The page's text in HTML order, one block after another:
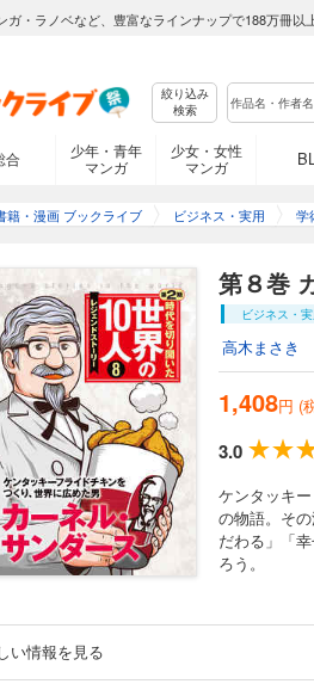
ガ・ラノベなど、豊富なラインナップで188万冊以
絞り込み
検索
合
少年・青年
マンガ
少女・女性
マンガ
籍・漫画 ブックライブ ビジネス・実用 学
第８巻
ビジネス・
高木まさき
1,408円 (
3.0
ケンタッキ
の物語。そ
だわる」「
ろう。
い情報を見る